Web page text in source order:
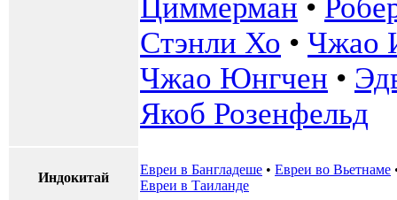
Циммерман •
Стэнли Хо • Чжао
Чжао Юнгчен •
Якоб Розенфельд
Индокитай
Евреи в Бангладеше • Евреи во Вьетнаме
Евреи в Таиланде